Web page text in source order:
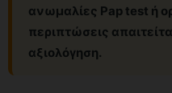
ανωμαλίες Pap test ή
περιπτώσεις
αξιολόγηση.